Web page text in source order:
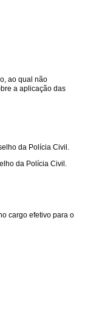
ao qual não
a aplicação das
da Polícia Civil.
da Polícia Civil.
cargo efetivo para o